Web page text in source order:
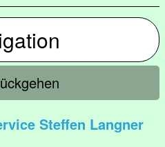
Steffen Langner